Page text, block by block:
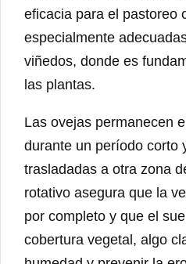
eficacia para el pastoreo
especialmente
viñedos, donde es
las plantas.
Las ovejas permanecen
durante un período corto
trasladadas a otra zona
rotativo asegura que la
por completo y que el
cobertura vegetal, algo